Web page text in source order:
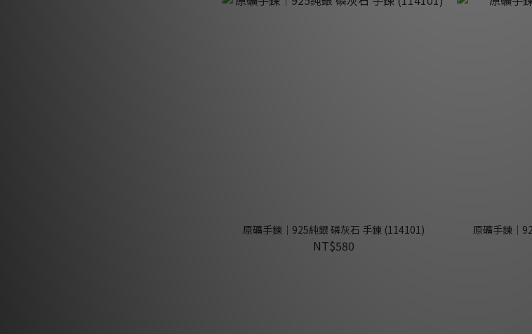
原礦手鍊｜925純銀 磷灰石 手鍊 (114101)
NT$580
原礦手鍊｜